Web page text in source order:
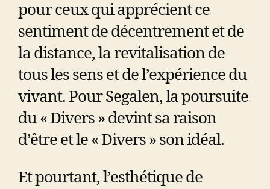
pour ceux qui apprécient ce
sentiment de décentrement et de
la distance, la revitalisation de
tous les sens et de l’expérience du
vivant. Pour Segalen, la poursuite
du « Divers » devint sa raison
d’être et le « Divers » son idéal.
Et pourtant, l’esthétique de